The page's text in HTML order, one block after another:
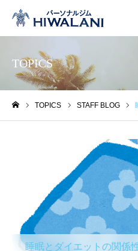
TOPICS
TOPICS STAFF BLOG
睡眠とダイエットの関係